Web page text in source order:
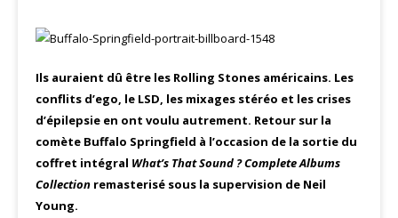
Ils auraient dû être les Rolling Stones américains. Les
conflits d’ego, le LSD, les mixages stéréo et les crises
d’épilepsie en ont voulu autrement. Retour sur la
comète Buffalo Springfield à l’occasion de la sortie du
coffret intégral What’s That Sound ? Complete Albums
Collection remasterisé sous la supervision de Neil
Young.